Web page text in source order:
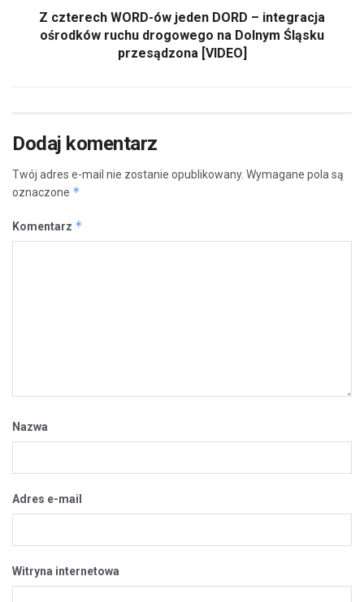
Z czterech WORD-ów jeden DORD – integracja
ośrodków ruchu drogowego na Dolnym Śląsku
przesądzona [VIDEO]
Dodaj komentarz
Twój adres e-mail nie zostanie opublikowany. Wymagane pola są
oznaczone *
Komentarz *
Nazwa
Adres e-mail
Witryna internetowa